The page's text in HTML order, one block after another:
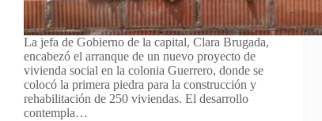
La jefa de Gobierno de la capital, Clara Brugada,
encabezó el arranque de un nuevo proyecto de
vivienda social en la colonia Guerrero, donde se
colocó la primera piedra para la construcción y
rehabilitación de 250 viviendas. El desarrollo
contempla…